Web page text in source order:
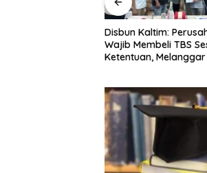
Sambangi Wabup dan
FPKS Kutim Harapkan
Perlindungan Petani